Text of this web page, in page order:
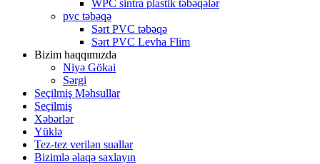
WPC sintra plastik təbəqələr
pvc təbəqə
Sərt PVC təbəqə
Sərt PVC Levha Flim
Bizim haqqımızda
Niyə Gökai
Sərgi
Seçilmiş Məhsullar
Seçilmiş
Xəbərlər
Yüklə
Tez-tez verilən suallar
Bizimlə əlaqə saxlayın